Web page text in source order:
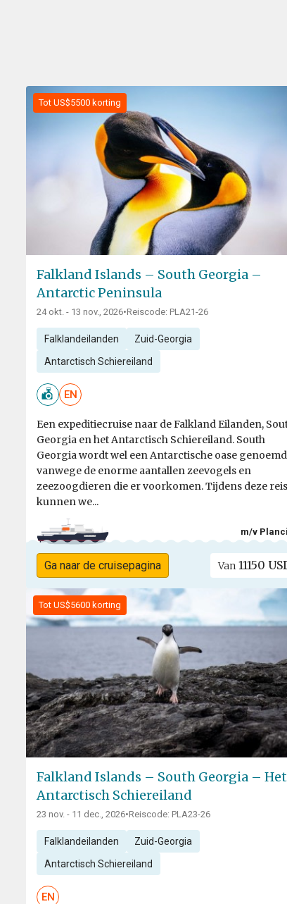
Tot US$5500 korting
Falkland Islands – South Georgia –
Antarctic Peninsula
24 okt. - 13 nov., 2026•Reiscode: PLA21-26
Falklandeilanden Zuid-Georgia
Antarctisch Schiereiland
EN
Een expeditiecruise naar de Falkland Eilanden,
Georgia en het Antarctisch Schiereiland. South
Georgia wordt wel een Antarctische oase
vanwege de enorme aantallen zeevogels en
zeezoogdieren die er voorkomen. Tijdens deze reis
kunnen we...
m/v
Ga naar de cruisepagina Van 11150
Tot US$5600 korting
Falkland Islands – South Georgia – Het
Antarctisch Schiereiland
23 nov. - 11 dec., 2026•Reiscode: PLA23-26
Falklandeilanden Zuid-Georgia
Antarctisch Schiereiland
EN